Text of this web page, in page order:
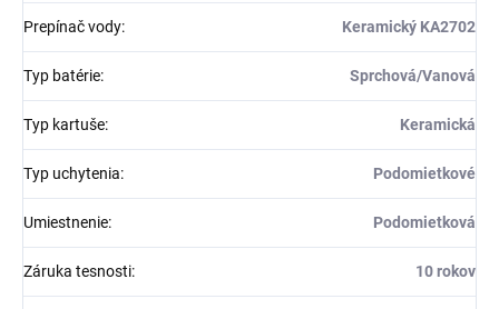
Prepínač vody: Keramický KA2702
Typ batérie: Sprchová/Vanová
Typ kartuše: Keramická
Typ uchytenia: Podomietkové
Umiestnenie: Podomietková
Záruka tesnosti: 10 rokov